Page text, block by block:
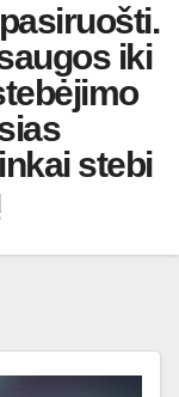
iki
stebi